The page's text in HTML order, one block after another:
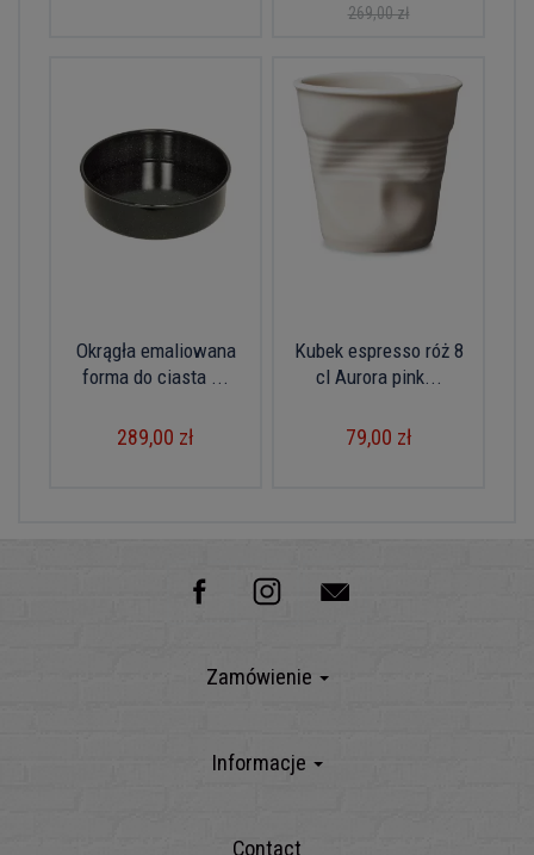
269,00 zł
Okrągła emaliowana
forma do ciasta ...
289,00 zł
Kubek espresso róż 8
cl Aurora pink...
79,00 zł
Zamówienie
Informacje
Contact